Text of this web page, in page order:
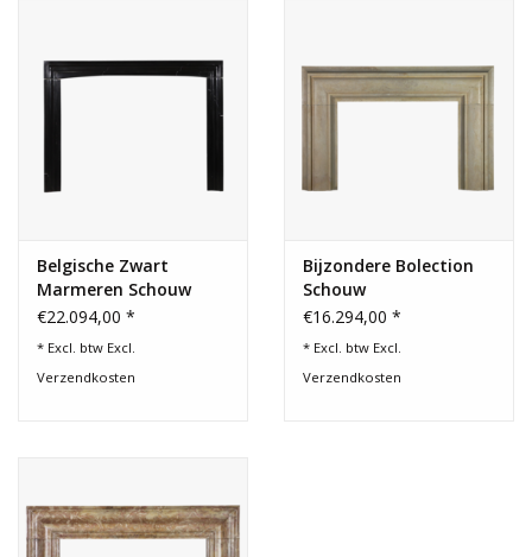
Belgische Zwart
Marmeren Schouw
€22.094,00 *
* Excl. btw Excl.
Verzendkosten
Bijzondere Bolection
Schouw
€16.294,00 *
* Excl. btw Excl.
Verzendkosten